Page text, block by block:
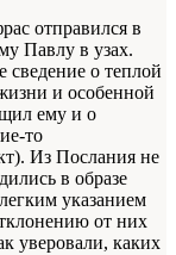
отправился в
Павлу в узах.
сведение о теплой
и особенной
ему и о
то
Из Послания не
в образе
указанием
от них
уверовали, каких